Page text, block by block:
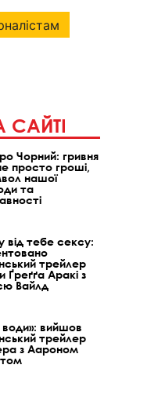
САЙТІ
Чорний: гривня
просто гроші,
нашої
та
від тебе сексу:
трейлер
Ґреґґа Аракі з
Вайлд
води»: вийшов
трейлер
з Аароном